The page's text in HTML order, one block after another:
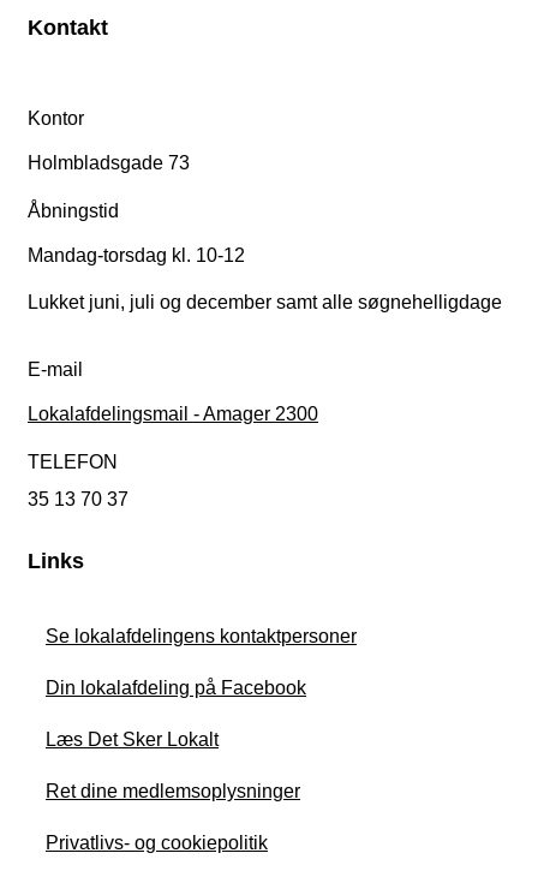
Kontakt
Kontor
Holmbladsgade 73
Åbningstid
Mandag-torsdag kl. 10-12
Lukket juni, juli og december samt alle søgnehelligdage
E-mail
Lokalafdelingsmail - Amager 2300
TELEFON
35 13 70 37
Links
Se lokalafdelingens kontaktpersoner
Din lokalafdeling på Facebook
Læs Det Sker Lokalt
Ret dine medlemsoplysninger
Privatlivs- og cookiepolitik